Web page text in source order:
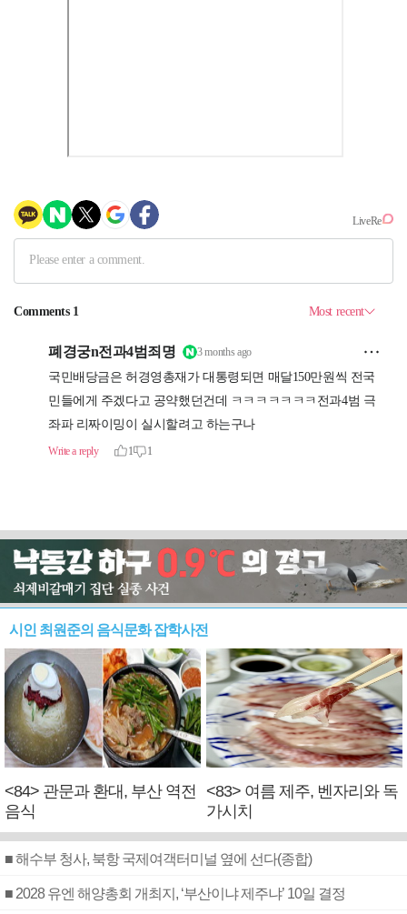
시인 최원준의 음식문화 잡학사전
<84> 관문과 환대, 부산 역전
음식
<83> 여름 제주, 벤자리와 독
가시치
■ 해수부 청사, 북항 국제여객터미널 옆에 선다(종합)
■ 2028 유엔 해양총회 개최지, ‘부산이냐 제주냐’ 10일 결정